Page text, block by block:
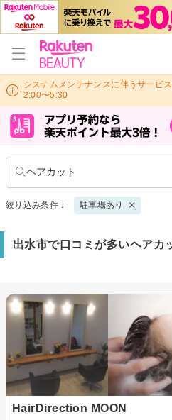
システムメンテナンスに伴うサービ
2:00〜5:30
ヘアカット
絞り込み条件： 駐車場あり
出水市で口コミが多いヘアカ
HairDirection MOON